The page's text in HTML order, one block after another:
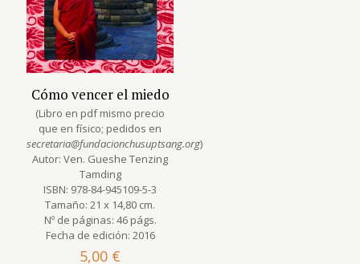
Cómo vencer el miedo
(Libro en pdf mismo precio
que en físico; pedidos en
secretaria@fundacionchusuptsang.org)
Autor: Ven. Gueshe Tenzing
Tamding
ISBN: 978-84-945109-5-3
Tamaño: 21 x 14,80 cm.
Nº de páginas: 46 págs.
Fecha de edición: 2016
5,00 €